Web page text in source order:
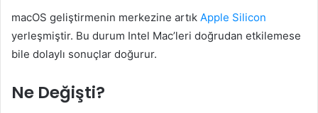
macOS geliştirmenin merkezine artık Apple Silicon
yerleşmiştir. Bu durum Intel Mac’leri doğrudan etkilemese
bile dolaylı sonuçlar doğurur.
Ne Değişti?